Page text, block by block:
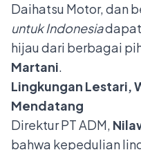
Daihatsu Motor, dan
untuk Indonesiadapat
hijau dari berbagai
Martani.
Lingkungan Lestari,
Mendatang
Direktur PT ADM,
bahwa kepedulian